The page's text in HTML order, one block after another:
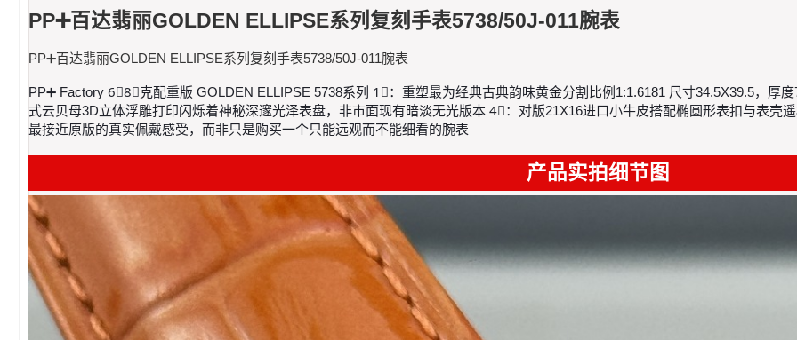
PP➕百达翡丽GOLDEN ELLIPSE系列复刻手表5738/50J-011腕表
PP➕百达翡丽GOLDEN ELLIPSE系列复刻手表5738/50J-011腕表
PP➕ Factory 6⃣️8⃣️克配重版 GOLDEN ELLIPSE 5738系列 1⃣️：重塑最为经典古典韵味黄金分割比例1:1.6181 尺寸34.5X39.5，厚
式云贝母3D立体浮雕打印闪烁着神秘深邃光泽表盘，非市面现有暗淡无光版本 4⃣️：对版21X16进口小牛皮搭配椭圆形表扣与表壳
最接近原版的真实佩戴感受，而非只是购买一个只能远观而不能细看的腕表
产品实拍细节图